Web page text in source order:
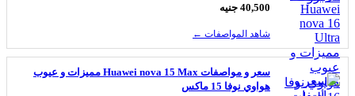
40,500 جنيه
شاهد المواصفات ←
سعر و مواصفات Huawei nova 15 Max مميزات و عيوب
هواوي نوفا 15 ماكس